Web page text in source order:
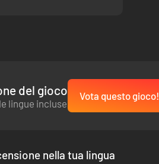
del gioco
lingue incluse
Vota questo gioco!
nella tua lingua